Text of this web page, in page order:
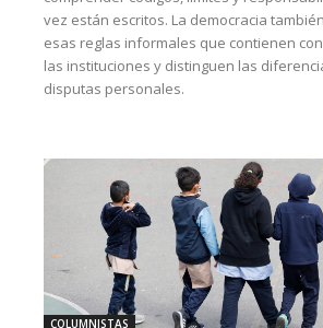
vez están escritos. La democracia
esas reglas informales que contienen
las instituciones y distinguen las
disputas personales.
COLUMNISTAS